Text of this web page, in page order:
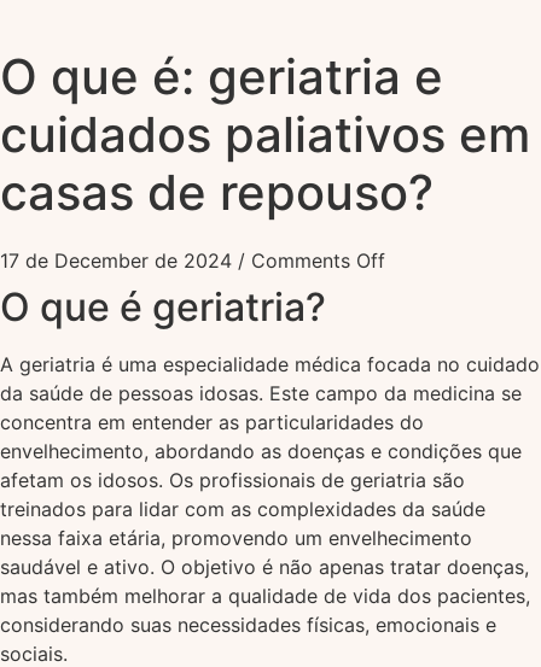
O que é: geriatria e
cuidados paliativos em
casas de repouso?
17 de December de 2024 / Comments Off
O que é geriatria?
A geriatria é uma especialidade médica focada no cuidado
da saúde de pessoas idosas. Este campo da medicina se
concentra em entender as particularidades do
envelhecimento, abordando as doenças e condições que
afetam os idosos. Os profissionais de geriatria são
treinados para lidar com as complexidades da saúde
nessa faixa etária, promovendo um envelhecimento
saudável e ativo. O objetivo é não apenas tratar doenças,
mas também melhorar a qualidade de vida dos pacientes,
considerando suas necessidades físicas, emocionais e
sociais.